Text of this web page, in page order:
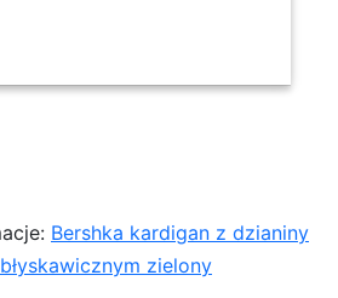
Bershka kardigan z dzianiny
zielony